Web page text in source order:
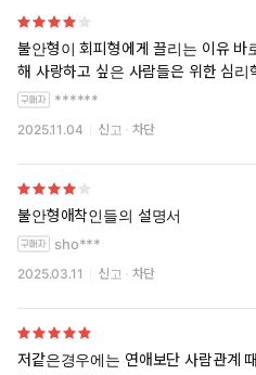
불안형이 회피형에게 끌리는 이유
해 사랑하고 싶은 사람들은 위한 심리
******
2025.11.04 신고 차단
불안형애착인들의 설명서
sho***
2025.03.11 신고 차단
저같은경우에는 연애보단 사람관계